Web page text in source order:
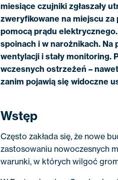
miesiące czujniki zgłaszały
zweryfikowane na miejscu
pomocą prądu
spoinach i w narożnikach.
wentylacji i stały monitoring.
wczesnych ostrzeżeń –
zanim pojawią się widoczne
Wstęp
Często zakłada się, że nowe
zastosowaniu nowoczesnych
warunki, w których wilgoć